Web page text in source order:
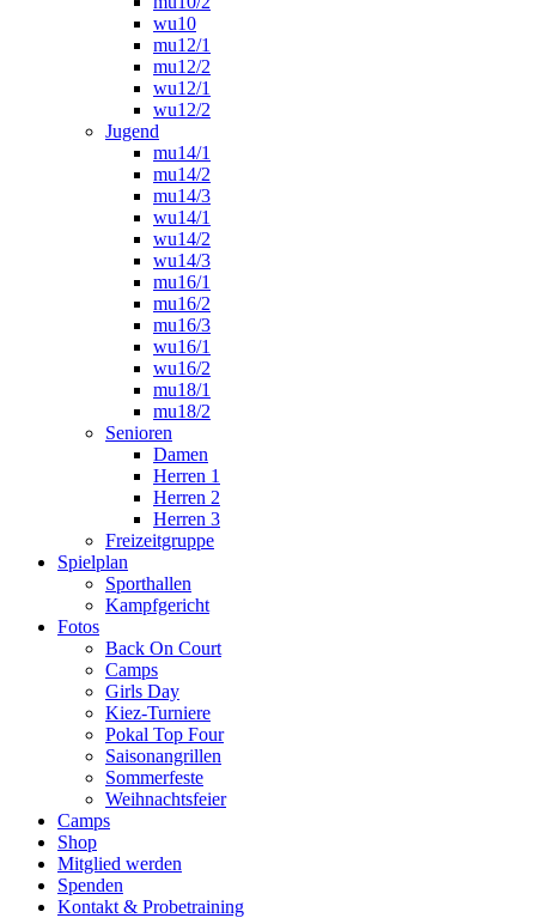
wu10
mu12/1
mu12/2
wu12/1
wu12/2
Jugend
mu14/1
mu14/2
mu14/3
wu14/1
wu14/2
wu14/3
mu16/1
mu16/2
mu16/3
wu16/1
wu16/2
mu18/1
mu18/2
Senioren
Damen
Herren 1
Herren 2
Herren 3
Freizeitgruppe
Spielplan
Sporthallen
Kampfgericht
Fotos
Back On Court
Camps
Girls Day
Kiez-Turniere
Pokal Top Four
Saisonangrillen
Sommerfeste
Weihnachtsfeier
Camps
Shop
Mitglied werden
Spenden
Kontakt & Probetraining